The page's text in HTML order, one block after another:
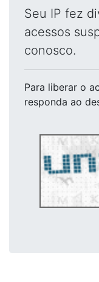
Seu IP fez
acessos
conosco.
Para liberar o
responda ao